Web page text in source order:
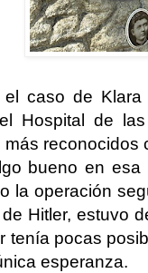
caso de
Hospital de
reconocidos
bueno en
la operación
Hitler, estuvo
tenía pocas
esperanza.